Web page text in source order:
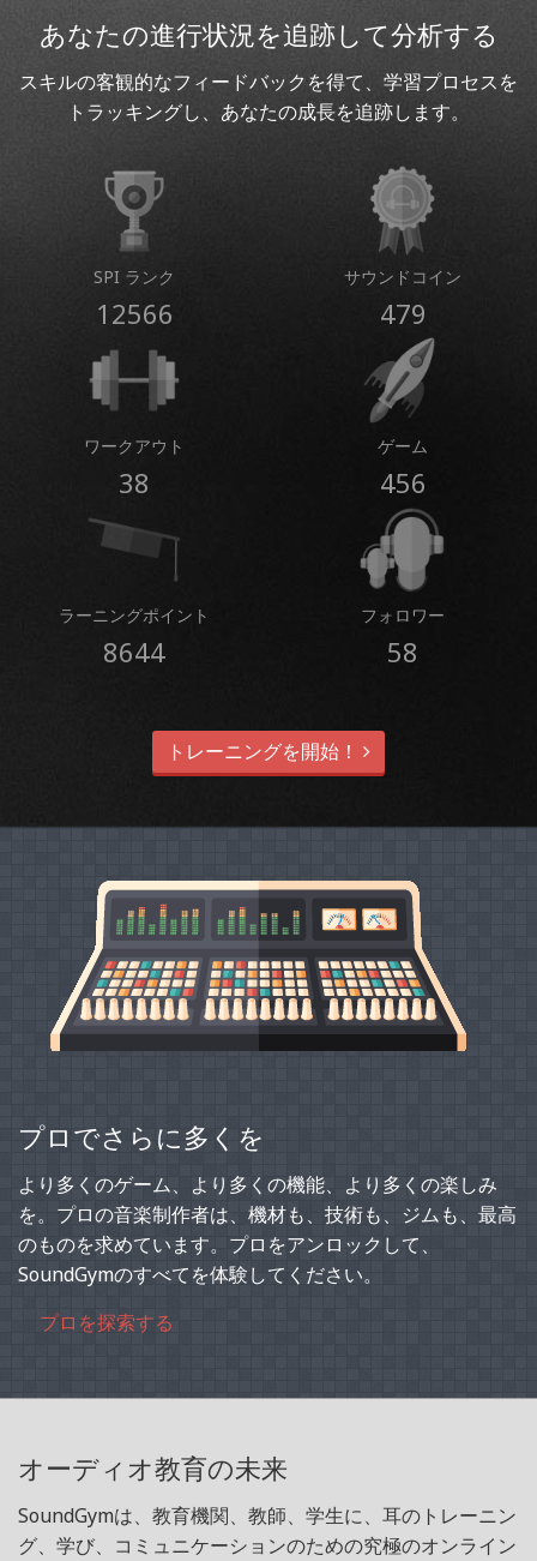
あなたの進行状況を追跡して分析する
スキルの客観的なフィードバックを得て、学習プロセスを
トラッキングし、あなたの成長を追跡します。
SPI ランク
12566
サウンドコイン
479
ワークアウト
38
ゲーム
456
ラーニングポイント
8644
フォロワー
58
トレーニングを開始！
プロでさらに多くを
より多くのゲーム、より多くの機能、より多くの楽しみ
を。プロの音楽制作者は、機材も、技術も、ジムも、最高
のものを求めています。プロをアンロックして、
SoundGymのすべてを体験してください。
プロを探索する
オーディオ教育の未来
SoundGymは、教育機関、教師、学生に、耳のトレーニン
グ、学び、コミュニケーションのための究極のオンライン